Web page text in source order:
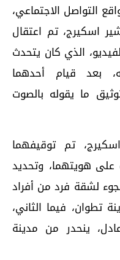
التواصل الاجتماعي،
اسكيرج، تم اعتقال
الذي كان يتحدث
بعد قيام أحدهما
ما يقوله بالصوت
تم توقيفهما
على هويتهما، وتحديد
لشقة فرد من أفراد
تطوان، فيما الثاني،
ينحدر من مدينة